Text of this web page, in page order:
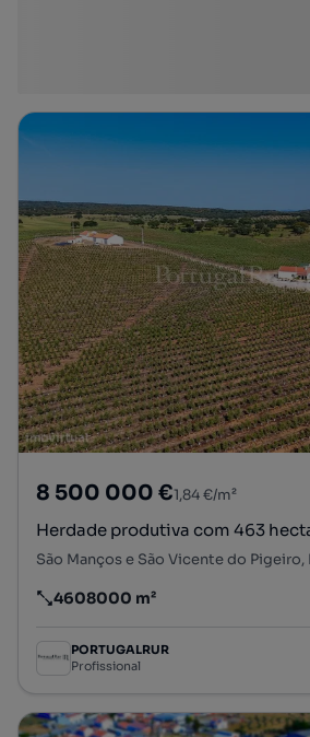
8 500 000 €1,84 €/m²
Herdade produtiva com 463
São Manços e São Vicente do Pigeiro,
Preço por metro quadrado
4608000 m²
PORTUGALRUR
Profissional